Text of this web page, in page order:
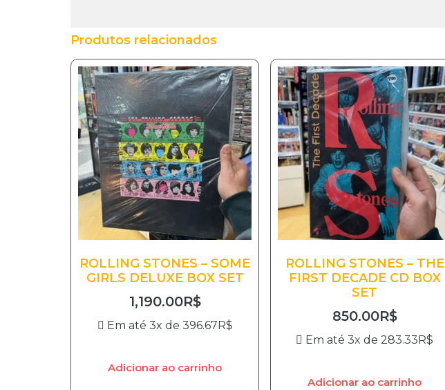
Produtos relacionados
ROLLING STONES – SOME
GIRLS DELUXE BOX SET
1,190.00R$
Em até 3x de 396.67R$
Adicionar ao carrinho
ROLLING STONES – THE
FIRST DECADE CD BOX
SET
850.00R$
Em até 3x de 283.33R$
Adicionar ao carrinho